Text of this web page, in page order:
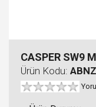
CASPER SW9
Ürün Kodu: